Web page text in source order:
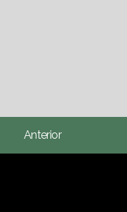
Anterior